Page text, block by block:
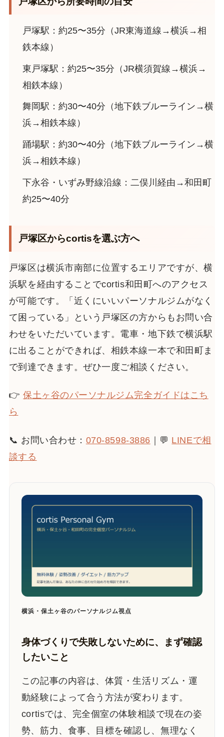
戸塚駅：約25〜35分（JR東海道線→横浜→相
鉄本線）
東戸塚駅：約25〜35分（JR横須賀線→横浜→
相鉄本線）
舞岡駅：約30〜40分（地下鉄ブルーライン→横
浜→相鉄本線）
踊場駅：約30〜40分（地下鉄ブルーライン→横
浜→相鉄本線）
下永谷・いずみ野線沿線：二俣川経由→和田町
約25〜40分
戸塚区からcortisを選ぶ方へ
戸塚区は横浜市南部に位置するエリアですが、横
浜駅を経由することでcortis和田町へのアクセス
が可能です。「近くにいいパーソナルジムがなく
て困っている」という戸塚区の方からもお問い合
わせをいただいています。電車・地下鉄で横浜駅
に出ることができれば、相鉄本線一本で和田町ま
で到達できます。ぜひ一度ご相談ください。
👉 保土ヶ谷のパーソナルジム完全ガイドはこち
ら
📞 お問い合わせ： 070-8598-3886 ｜💬 LINEで相
談する
横浜・保土ヶ谷のパーソナルジム視点
身体づくりで失敗しないために、まず確認
したいこと
この記事の内容は、体質・生活リズム・運
動経験によって合う方法が変わります。
cortisでは、完全個室の体験相談で現在の姿
勢、筋力、食事、目標を確認し、無理なく